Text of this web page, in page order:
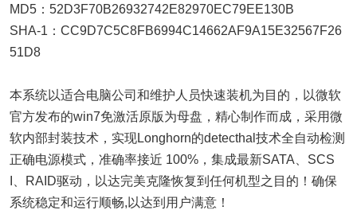
MD5：52D3F70B26932742E82970EC79EE130B
SHA-1：CC9D7C5C8FB6994C14662AF9A15E32567F26
51D8
本系统以适合电脑公司和维护人员快速装机为目的，以微软
官方发布的win7免激活原版为母盘，精心制作而成，采用微
软内部封装技术，实现Longhorn的detecthal技术全自动检测
正确电源模式，准确率接近 100%，集成最新SATA、SCS
I、RAID驱动，以达完美克隆恢复到任何机型之目的！确保
系统稳定和运行顺畅,以达到用户满意！